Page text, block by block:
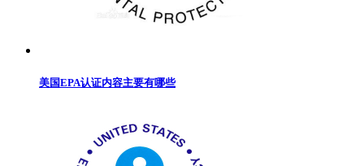
美国EPA认证内容主要有哪些